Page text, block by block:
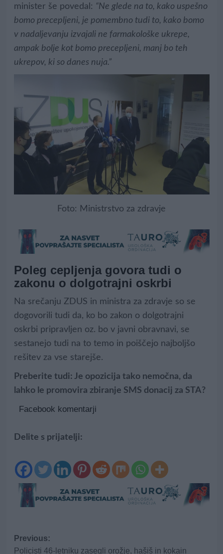
minister še povedal: “Ne glede na to, kako uspešno
bomo precepljeni, je pomembno tudi to, kako bomo
v nadaljevanju izvajali ne farmakološke ukrepe,
ampak bolje kot bomo precepljeni, manj bo teh
ukrepov, ki so danes nuja.”
Foto: Ministrstvo za zdravje
Poleg cepljenja govora tudi o
zakonu o dolgotrajni oskrbi
Na srečanju ZDUS in ministra za zdravje so se
dogovorili tudi da, ko bo zakon o dolgotrajni
oskrbi pripravljen oz. bo v javni obravnavi, se
sestanejo tudi na to temo in poiščejo najboljšo
rešitev za vse starejše.
Preberite tudi: Je opozicija tako nemočna, da
lahko le promovira zbiranje SMS donacij za STA?
Facebook komentarji
Delite s prijatelji:
Post
Previous:
Policisti 46-letniku zasegli orožje, hašiš in kokain